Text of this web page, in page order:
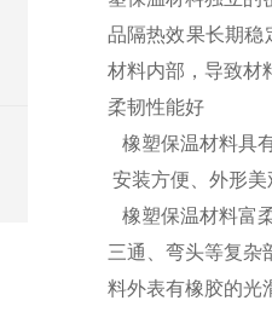
品隔热效果长期稳
材料内部，导致材
柔韧性能好
橡塑保温材料具
安装方便、外形美
橡塑保温材料富
三通、弯头等复杂
料外表有橡胶的光